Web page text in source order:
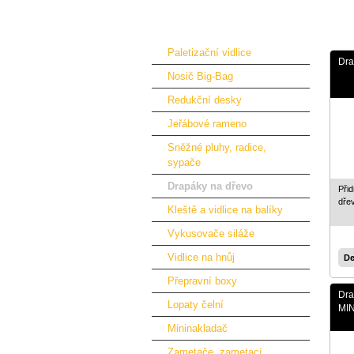
Paletizační vidlice
Nosič Big-Bag
Redukční desky
Jeřábové rameno
Sněžné pluhy, radice,
sypače
Drapáky na dřevo
Kleště a vidlice na balíky
Vykusovače siláže
Vidlice na hnůj
Přepravní boxy
Lopaty čelní
Mininakladač